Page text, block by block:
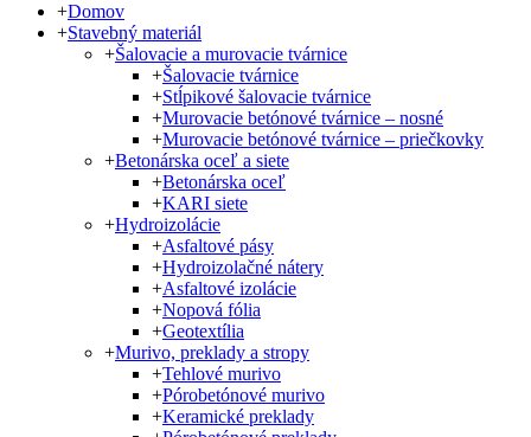
+Domov
+Stavebný materiál
+Šalovacie a murovacie tvárnice
+Šalovacie tvárnice
+Stĺpikové šalovacie tvárnice
+Murovacie betónové tvárnice – nosné
+Murovacie betónové tvárnice – priečkovky
+Betonárska oceľ a siete
+Betonárska oceľ
+KARI siete
+Hydroizolácie
+Asfaltové pásy
+Hydroizolačné nátery
+Asfaltové izolácie
+Nopová fólia
+Geotextília
+Murivo, preklady a stropy
+Tehlové murivo
+Pórobetónové murivo
+Keramické preklady